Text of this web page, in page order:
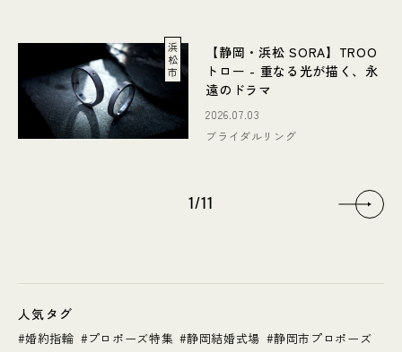
浜
松
市
【静岡・浜松 SORA】TROO
トロー - 重なる光が描く、永
遠のドラマ
2026.07.03
ブライダルリング
1/11
人気タグ
婚約指輪 プロポーズ特集 静岡結婚式場
静岡市プロポーズ